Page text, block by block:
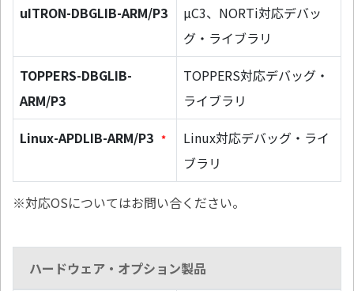
uITRON-DBGLIB-ARM/P3
µC3、NORTi対応デバッ
グ・ライブラリ
TOPPERS-DBGLIB-
ARM/P3
TOPPERS対応デバッグ・
ライブラリ
Linux-APDLIB-ARM/P3 *
Linux対応デバッグ・ライ
ブラリ
※対応OSについてはお問い合ください。
ハードウェア・オプション製品